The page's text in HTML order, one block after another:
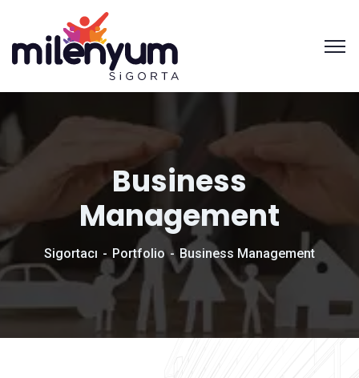
Business
Management
Sigortacı Portfolio Business Management